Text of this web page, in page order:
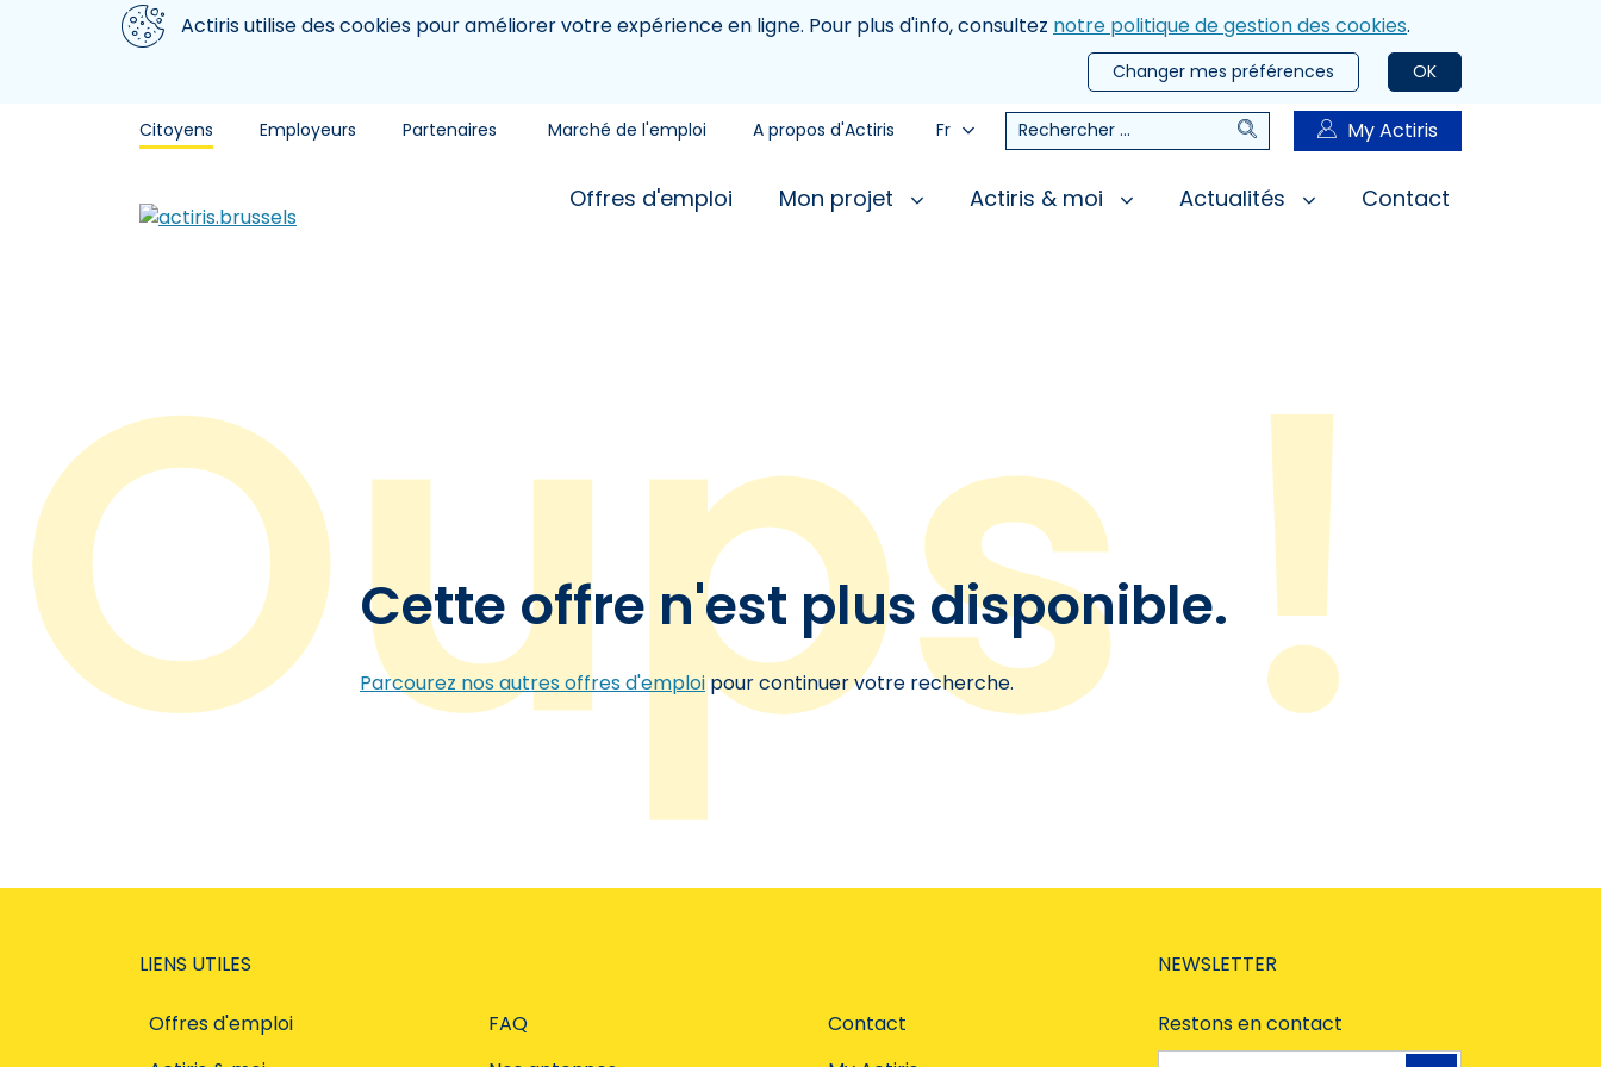
Aller au contenu principal
Nous utilisons des cookiesActiris utilise des cookies pour améliorer votre expérience en ligne. Pour plus d'info, consultez notre politique de gestion des cookies.
OK
Changer mes préférences
Citoyens Employeurs Partenaires Marché de l'emploi A propos d'Actiris Fr Rechercher RechercherMy Actiris
Offres d'emploi Mon projet Actiris & moi Actualités Contact
Cette offre n'est plus disponible.
Parcourez nos autres offres d'emploipour continuer votre recherche.
LIENS UTILES
Offres d'emploi
FAQ
Contact
NEWSLETTER
Restons en contact